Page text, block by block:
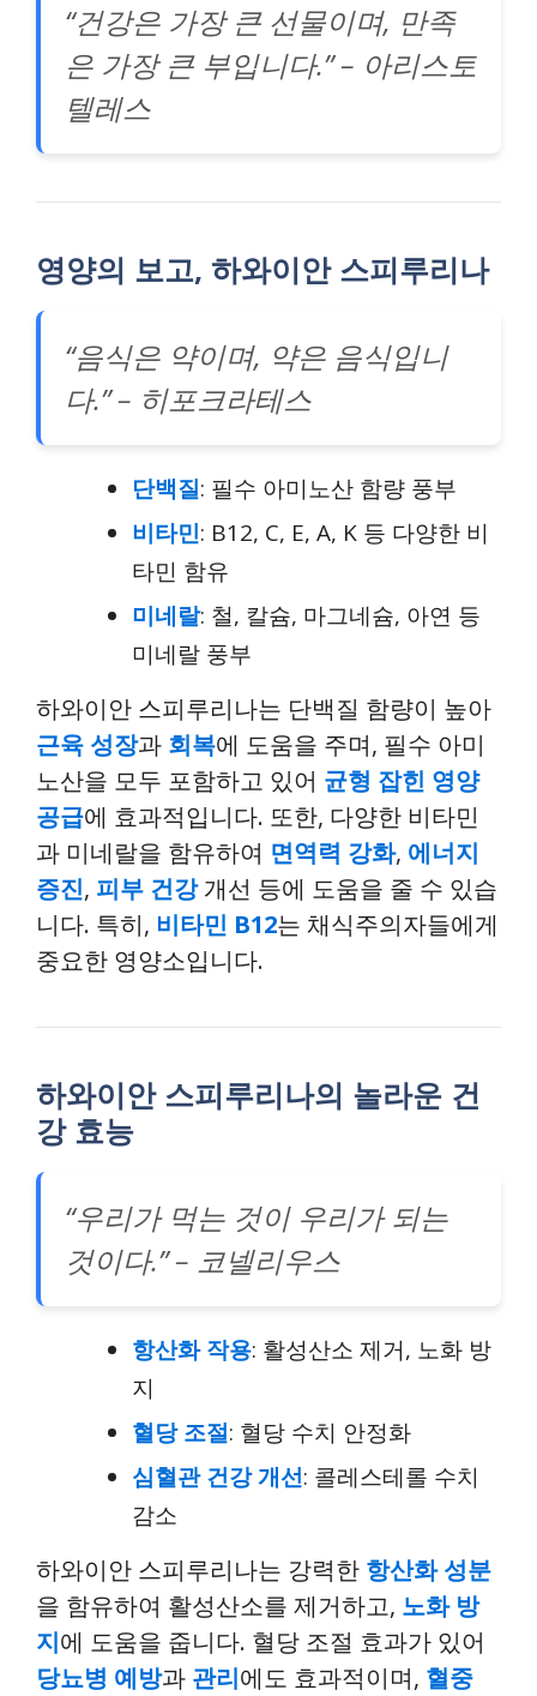
“건강은 가장 큰 선물이며, 만족
은 가장 큰 부입니다.” – 아리스토
텔레스
영양의 보고, 하와이안 스피루리나
“음식은 약이며, 약은 음식입니
다.” – 히포크라테스
단백질: 필수 아미노산 함량 풍부
비타민: B12, C, E, A, K 등 다양한 비
타민 함유
미네랄: 철, 칼슘, 마그네슘, 아연 등
미네랄 풍부
하와이안 스피루리나는 단백질 함량이 높아
근육 성장과 회복에 도움을 주며, 필수 아미
노산을 모두 포함하고 있어 균형 잡힌 영양
공급에 효과적입니다. 또한, 다양한 비타민
과 미네랄을 함유하여 면역력 강화, 에너지
증진, 피부 건강개선 등에 도움을 줄 수 있습
니다. 특히, 비타민 B12는 채식주의자들에게
중요한 영양소입니다.
하와이안 스피루리나의 놀라운 건
강 효능
“우리가 먹는 것이 우리가 되는
것이다.” – 코넬리우스
항산화 작용: 활성산소 제거, 노화 방
지
혈당 조절: 혈당 수치 안정화
심혈관 건강 개선: 콜레스테롤 수치
감소
하와이안 스피루리나는 강력한 항산화 성분
을 함유하여 활성산소를 제거하고, 노화 방
지에 도움을 줍니다. 혈당 조절 효과가 있어
당뇨병 예방과 관리에도 효과적이며, 혈중